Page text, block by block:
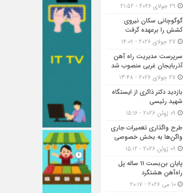
گوگوچانی سکان نیروی
کشش را برعهده گرفت
سرپرست مدیریت راه آهن
آذربایجان غربی منصوب شد
بازدید دکتر ذاکری از ایستگاه
شهید رئیسی
طرح واگذاری تعمیرات جاری
واگن‌ها به بخش خصوصی
پایان بن‌بست 11 ساله پل
راه‌آهن هشتگرد